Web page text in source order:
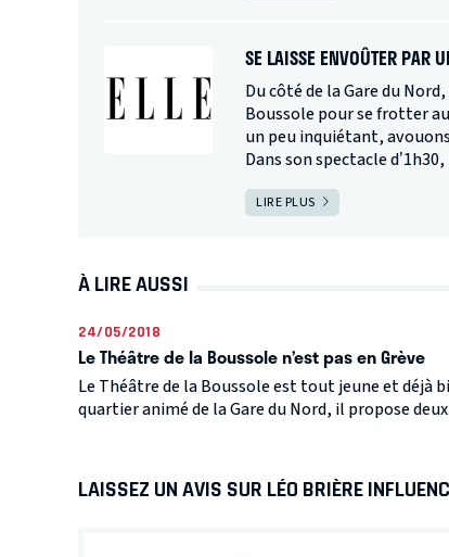
SE LAISSE ENVOÛTER PAR
Du côté de la Gare du
Boussole pour se frotter
un peu inquiétant,
Dans son spectacle d’1h30,
LIRE PLUS
À LIRE AUSSI
24/05/2018
Le Théâtre de la Boussole n’est pas en Grève
Le Théâtre de la Boussole est tout jeune et déjà
quartier animé de la Gare du Nord, il propose deux
LAISSEZ UN AVIS SUR LÉO BRIÈRE